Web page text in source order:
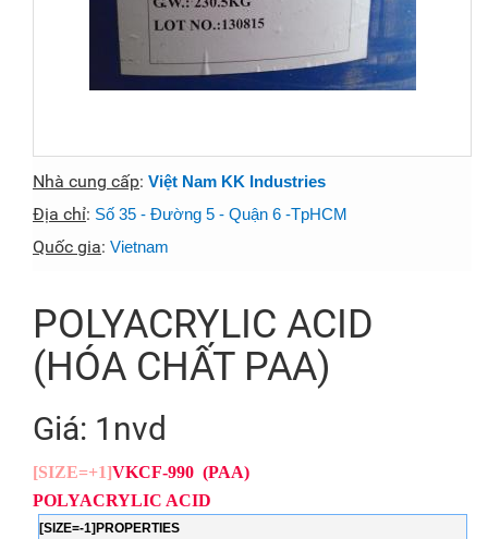
Nhà cung cấp: Việt Nam KK Industries
Địa chỉ: Số 35 - Đường 5 - Quận 6 -TpHCM
Quốc gia: Vietnam
POLYACRYLIC ACID
(HÓA CHẤT PAA)
Giá: 1nvd
[SIZE=+1]VKCF-990 (PAA)
POLYACRYLIC ACID
[SIZE=-1]PROPERTIES